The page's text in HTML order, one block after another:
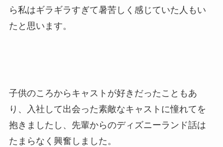
ら私はギラギラすぎて暑苦しく感じていた人もい
たと思います。
子供のころからキャストが好きだったこともあ
り、入社して出会った素敵なキャストに憧れてを
抱きましたし、先輩からのディズニーランド話は
たまらなく興奮しました。